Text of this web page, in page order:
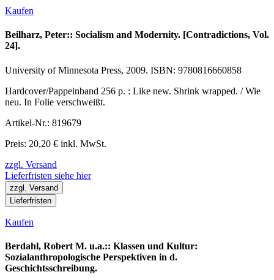
Kaufen
Beilharz, Peter:: Socialism and Modernity. [Contradictions, Vol.
24].
University of Minnesota Press, 2009. ISBN: 9780816660858
Hardcover/Pappeinband 256 p. : Like new. Shrink wrapped. / Wie
neu. In Folie verschweißt.
Artikel-Nr.: 819679
Preis: 20,20 € inkl. MwSt.
zzgl. Versand
Lieferfristen siehe hier
zzgl. Versand
Lieferfristen
Kaufen
Berdahl, Robert M. u.a.:: Klassen und Kultur:
Sozialanthropologische Perspektiven in d.
Geschichtsschreibung.